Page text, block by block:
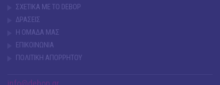
ΣΧΕΤΙΚΑ ΜΕ ΤΟ DEBOP
ΔΡΑΣΕΙΣ
Η ΟΜΑΔΑ ΜΑΣ
ΕΠΙΚΟΙΝΩΝΙΑ
ΠΟΛΙΤΙΚΗ ΑΠΟΡΡΗΤΟΥ